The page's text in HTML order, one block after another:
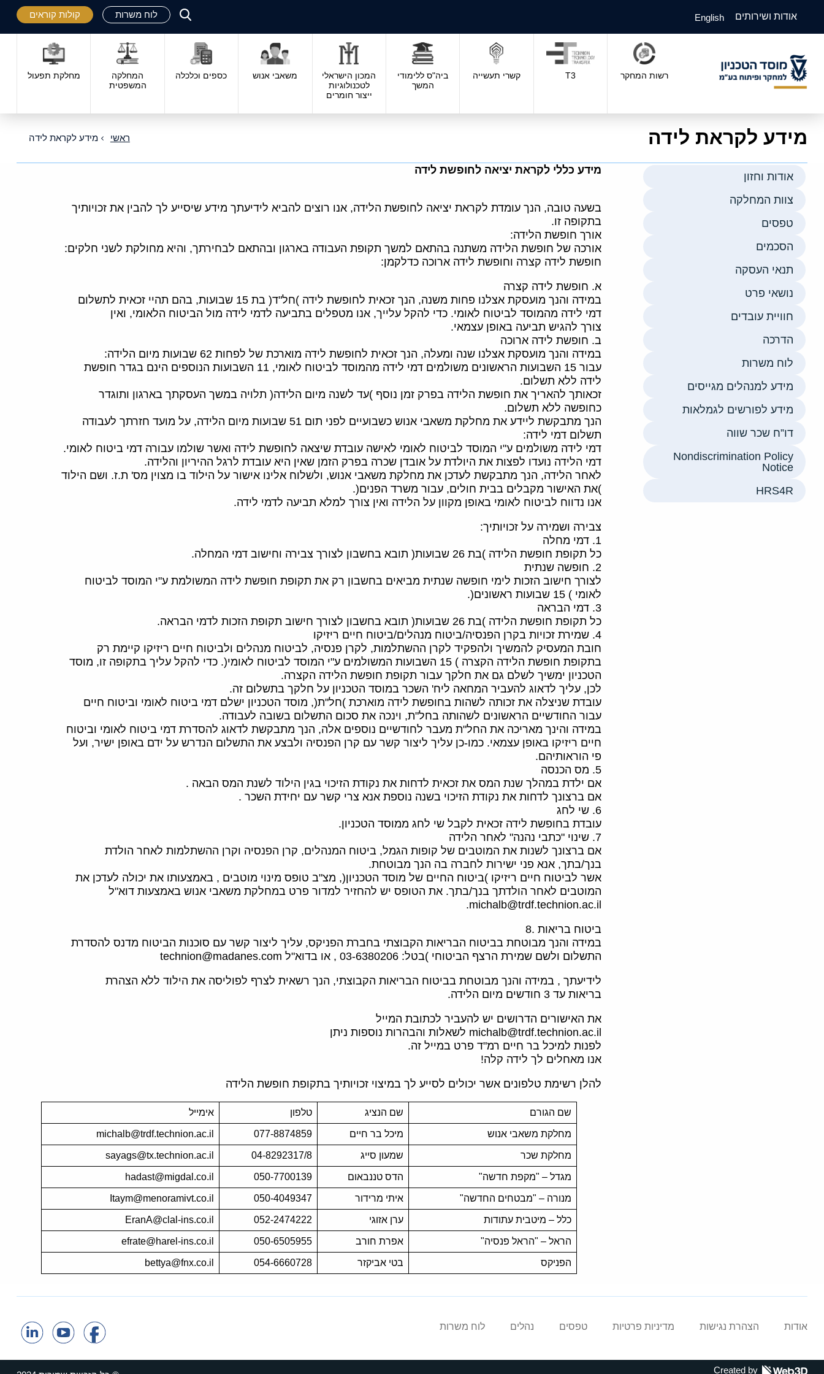
אודות ושירותים English פתח
סגור לוח משרות קולות קוראים
רשות המחקר T3 קשרי תעשייה
ביה"ס ללימודי
המשך
המכון הישראלי
לטכנולוגיות
ייצור חומרים
משאבי אנוש כספים וכלכלה
המחלקה
המשפטית
מחלקת תפעול
מידע לקראת לידה ראשי מידע לקראת לידה
אודות וחזון
צוות המחלקה
טפסים
הסכמים
תנאי העסקה
נושאי פרט
חוויית עובדים
הדרכה
לוח משרות
מידע למנהלים מגייסים
מידע לפורשים לגמלאות
דו”ח שכר שווה
Nondiscrimination Policy
Notice
HRS4R
מידע כללי לקראת יציאה לחופשת לידה
בשעה טובה, הנך עומדת לקראת יציאה לחופשת הלידה, אנו רוצים להביא לידיעתך מידע שיסייע לך להבין את זכויותיך
בתקופה זו.
אורך חופשת הלידה:
אורכה של חופשת הלידה משתנה בהתאם למשך תקופת העבודה בארגון ובהתאם לבחירתך, והיא מחולקת לשני חלקים:
חופשת לידה קצרה וחופשת לידה ארוכה כדלקמן:
א. חופשת לידה קצרה
במידה והנך מועסקת אצלנו פחות משנה, הנך זכאית לחופשת לידה )חל"ד( בת 15 שבועות, בהם תהיי זכאית לתשלום
דמי לידה מהמוסד לביטוח לאומי. כדי להקל עלייך, אנו מטפלים בתביעה לדמי לידה מול הביטוח הלאומי, ואין
צורך להגיש תביעה באופן עצמאי.
ב. חופשת לידה ארוכה
במידה והנך מועסקת אצלנו שנה ומעלה, הנך זכאית לחופשת לידה מוארכת של לפחות 62 שבועות מיום הלידה:
עבור 15 השבועות הראשונים משולמים דמי לידה מהמוסד לביטוח לאומי, 11 השבועות הנוספים הינם בגדר חופשת
לידה ללא תשלום.
זכאותך להאריך את חופשת הלידה בפרק זמן נוסף )עד לשנה מיום הלידה( תלויה במשך העסקתך בארגון ותוגדר
כחופשה ללא תשלום.
הנך מתבקשת ליידע את מחלקת משאבי אנוש כשבועיים לפני תום 51 שבועות מיום הלידה, על מועד חזרתך לעבודה
תשלום דמי לידה:
דמי לידה משולמים ע"י המוסד לביטוח לאומי לאישה עובדת שיצאה לחופשת לידה ואשר שולמו עבורה דמי ביטוח לאומי.
דמי הלידה נועדו לפצות את היולדת על אובדן שכרה בפרק הזמן שאין היא עובדת לרגל ההיריון והלידה.
לאחר הלידה, הנך מתבקשת לעדכן את מחלקת משאבי אנוש, ולשלוח אלינו אישור על הילוד בו מצוין מס' ת.ז. ושם הילוד
)את האישור מקבלים בבית חולים, עבור משרד הפנים(.
אנו נדווח לביטוח לאומי באופן מקוון על הלידה ואין צורך למלא תביעה לדמי לידה.
צבירה ושמירה על זכויותיך:
1. דמי מחלה
כל תקופת חופשת הלידה )בת 26 שבועות( תובא בחשבון לצורך צבירה וחישוב דמי המחלה.
2. חופשה שנתית
לצורך חישוב הזכות לימי חופשה שנתית מביאים בחשבון רק את תקופת חופשת לידה המשולמת ע"י המוסד לביטוח
לאומי ) 15 שבועות ראשונים(.
3. דמי הבראה
כל תקופת חופשת הלידה )בת 26 שבועות( תובא בחשבון לצורך חישוב תקופת הזכות לדמי הבראה.
4. שמירת זכויות בקרן הפנסיה/ביטוח מנהלים/ביטוח חיים ריזיקו
חובת המעסיק להמשיך ולהפקיד לקרן ההשתלמות, לקרן פנסיה, לביטוח מנהלים ולביטוח חיים ריזיקו קיימת רק
בתקופת חופשת הלידה הקצרה ) 15 השבועות המשולמים ע"י המוסד לביטוח לאומי(. כדי להקל עליך בתקופה זו, מוסד
הטכניון ימשיך לשלם גם את חלקך עבור תקופת חופשת הלידה הקצרה.
לכן, עליך לדאוג להעביר המחאה ליח' השכר במוסד הטכניון על חלקך בתשלום זה.
עובדת שניצלה את זכותה לשהות בחופשת לידה מוארכת )חל"ת(, מוסד הטכניון ישלם דמי ביטוח לאומי וביטוח חיים
עבור החודשיים הראשונים לשהותה בחל"ת, וינכה את סכום התשלום בשובה לעבודה.
במידה והינך מאריכה את החל"ת מעבר לחודשיים נוספים אלה, הנך מתבקשת לדאוג להסדרת דמי ביטוח לאומי וביטוח
חיים ריזיקו באופן עצמאי. כמו-כן עליך ליצור קשר עם קרן הפנסיה ולבצע את התשלום הנדרש על ידם באופן ישיר, ועל
פי הוראותיהם.
5. מס הכנסה
אם ילדת במהלך שנת המס את זכאית לדחות את נקודת הזיכוי בגין הילוד לשנת המס הבאה .
אם ברצונך לדחות את נקודת הזיכוי בשנה נוספת אנא צרי קשר עם יחידת השכר .
6. שי לחג
עובדת בחופשת לידה זכאית לקבל שי לחג ממוסד הטכניון.
7. שינוי "כתבי נהנה" לאחר הלידה
אם ברצונך לשנות את המוטבים של קופות הגמל, ביטוח המנהלים, קרן הפנסיה וקרן ההשתלמות לאחר הולדת
בנך/בתך, אנא פני ישירות לחברה בה הנך מבוטחת.
אשר לביטוח חיים ריזיקו )ביטוח החיים של מוסד הטכניון(, מצ"ב טופס מינוי מוטבים , באמצעותו את יכולה לעדכן את
המוטבים לאחר הולדתך בנך/בתך. את הטופס יש להחזיר למדור פרט במחלקת משאבי אנוש באמצעות דוא"ל
michalb@trdf.technion.ac.il.
ביטוח בריאות .8
במידה והנך מבוטחת בביטוח הבריאות הקבוצתי בחברת הפניקס, עליך ליצור קשר עם סוכנות הביטוח מדנס להסדרת
התשלום ולשם שמירת הרצף הביטוחי )בטל: 03-6380206 , או בדוא"ל technion@madanes.com
לידיעתך , במידה והנך מבוטחת בביטוח הבריאות הקבוצתי, הנך רשאית לצרף לפוליסה את הילוד ללא הצהרת
בריאות עד 3 חודשים מיום הלידה.
את האישורים הדרושים יש להעביר לכתובת המייל
michalb@trdf.technion.ac.il לשאלות והבהרות נוספות ניתן
לפנות למיכל בר חיים רמ"ד פרט במייל זה.
אנו מאחלים לך לידה קלה!
להלן רשימת טלפונים אשר יכולים לסייע לך במיצוי זכויותיך בתקופת חופשת הלידה
שם הגורם שם הנציג טלפון אימייל
מחלקת משאבי אנוש מיכל בר חיים 077-8874859
michalb@trdf.technion.ac.il
מחלקת שכר שמעון סייג 04-8292317/8
sayags@tx.technion.ac.il
מגדל – "מקפת חדשה" הדס טננבאום 050-7700139
hadast@migdal.co.il
מנורה – "מבטחים החדשה" איתי מרידור 050-4049347
Itaym@menoramivt.co.il
כלל – מיטבית עתודות ערן אזוגי 052-2474222
EranA@clal-ins.co.il
הראל – "הראל פנסיה" אפרת חורב 050-6505955
efrate@harel-ins.co.il
הפניקס בטי אביקזר 054-6660728
bettya@fnx.co.il
אודות הצהרת נגישות מדיניות פרטיות טפסים נהלים לוח משרות
Created by